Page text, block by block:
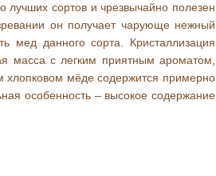
лучших сортов и чрезвычайно полезен
он получает чарующе нежный
мед данного сорта. Кристаллизация
масса с легким приятным ароматом,
хлопковом мёде содержится примерно
особенность – высокое содержание